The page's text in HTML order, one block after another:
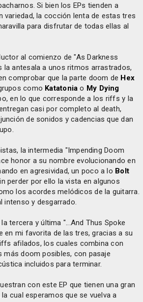
Si bien los EPs tienden a
variedad, la cocción lenta de estas tres
para disfrutar de todas ellas al
al comienzo de "As Darkness
la antesala a unos ritmos arrastrados,
comprobar que la parte doom de Hex
como Katatonia o My Dying
en lo que corresponde a los riffs y la
casi por completo al death,
de sonidos y cadencias que dan
la intermedia "Impending Doom
honor a su nombre evolucionando en
en agresividad, un poco a lo Bolt
perder por ello la vista en algunos
los acordes melódicos de la guitarra.
intenso y desgarrado.
tercera y última "...And Thus Spoke
en mi favorita de las tres, gracias a su
afilados, los cuales combina con
más doom posibles, con pasaje
incluidos para terminar.
con este EP que tienen una gran
cual esperamos que se vuelva a